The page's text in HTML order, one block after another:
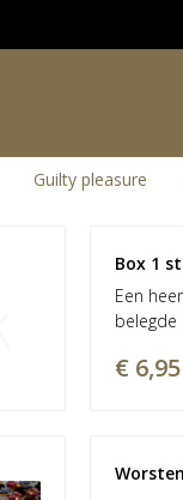
Guilty pleasure
Box 1 st
Een
€ 6,95